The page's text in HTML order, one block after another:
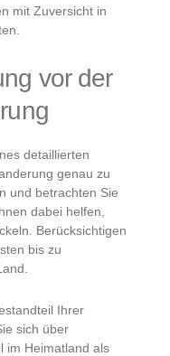
mit Zuversicht in
vor der
detaillierten
genau zu
und betrachten Sie
dabei helfen,
Berücksichtigen
bis zu
Ihrer
sich über
im Heimatland als